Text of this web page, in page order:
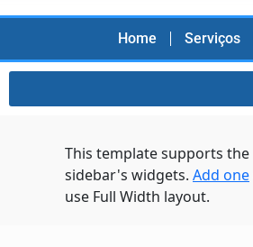
Home Serviços
This template supports the
sidebar's widgets. Add one
use Full Width layout.